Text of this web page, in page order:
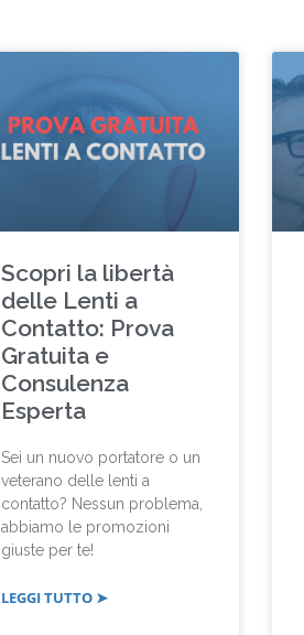
Scopri la libertà
delle Lenti a
Contatto: Prova
Gratuita e
Consulenza
Esperta
Sei un nuovo portatore o un
veterano delle lenti a
contatto? Nessun problema,
abbiamo le promozioni
giuste per te!
LEGGI TUTTO ➤